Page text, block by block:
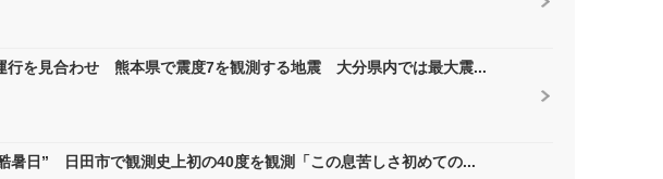
行を見合わせ 熊本県で震度7を観測する地震 大分県内では最大震...
暑日” 日田市で観測史上初の40度を観測「この息苦しさ初めての...